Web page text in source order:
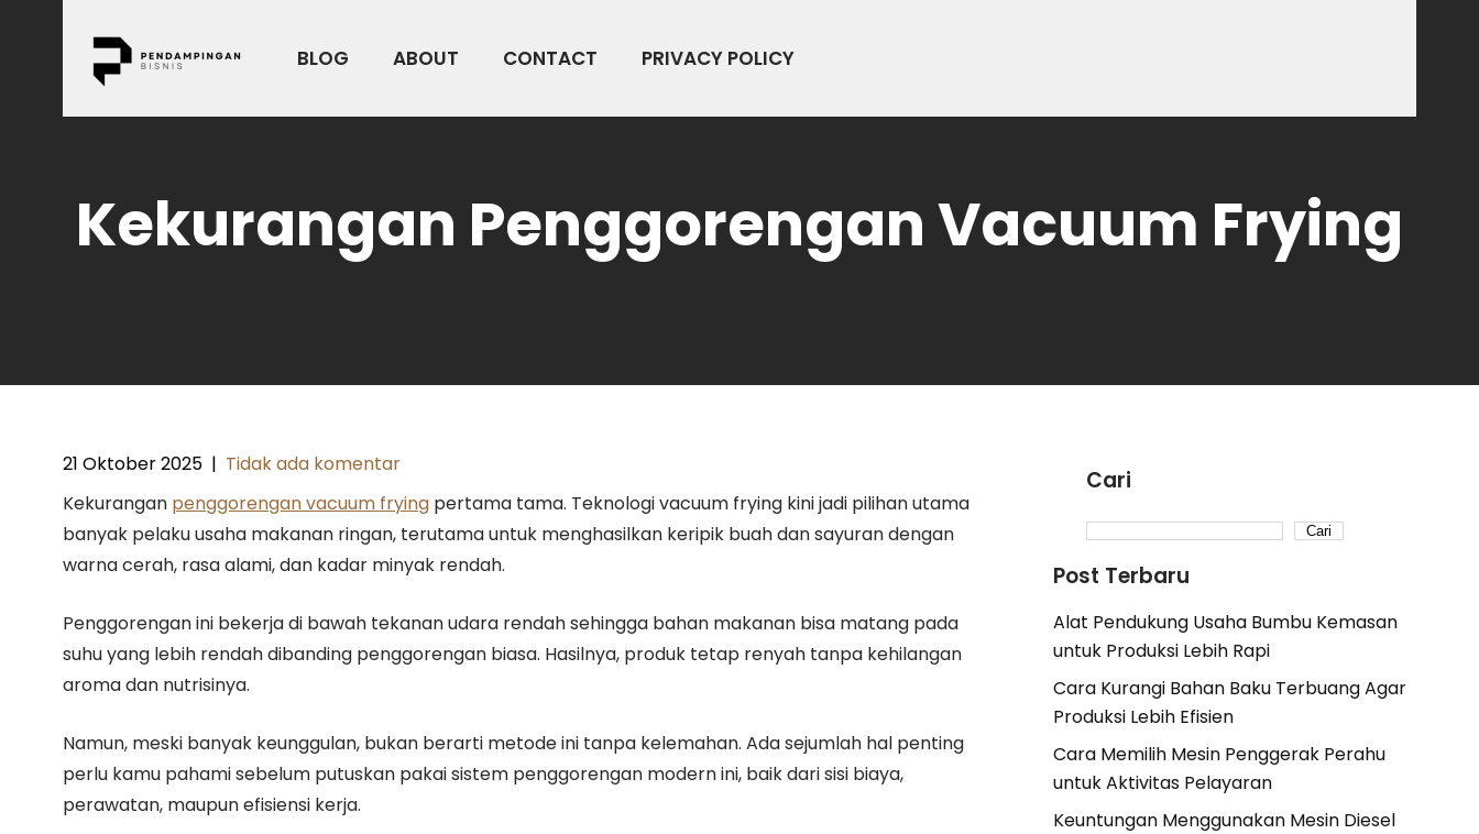
BLOG ABOUT CONTACT PRIVACY POLICY
Kekurangan Penggorengan Vacuum Frying
21 Oktober 2025 | Tidak ada komentar
Kekurangan penggorengan vacuum frying pertama tama. Teknologi vacuum frying kini jadi pilihan utama
banyak pelaku usaha makanan ringan, terutama untuk menghasilkan keripik buah dan sayuran dengan
warna cerah, rasa alami, dan kadar minyak rendah.
Penggorengan ini bekerja di bawah tekanan udara rendah sehingga bahan makanan bisa matang pada
suhu yang lebih rendah dibanding penggorengan biasa. Hasilnya, produk tetap renyah tanpa kehilangan
aroma dan nutrisinya.
Namun, meski banyak keunggulan, bukan berarti metode ini tanpa kelemahan. Ada sejumlah hal penting
perlu kamu pahami sebelum putuskan pakai sistem penggorengan modern ini, baik dari sisi biaya,
perawatan, maupun efisiensi kerja.
Cari
Cari
Post Terbaru
Alat Pendukung Usaha Bumbu Kemasan
untuk Produksi Lebih Rapi
Cara Kurangi Bahan Baku Terbuang Agar
Produksi Lebih Efisien
Cara Memilih Mesin Penggerak Perahu
untuk Aktivitas Pelayaran
Keuntungan Menggunakan Mesin Diesel